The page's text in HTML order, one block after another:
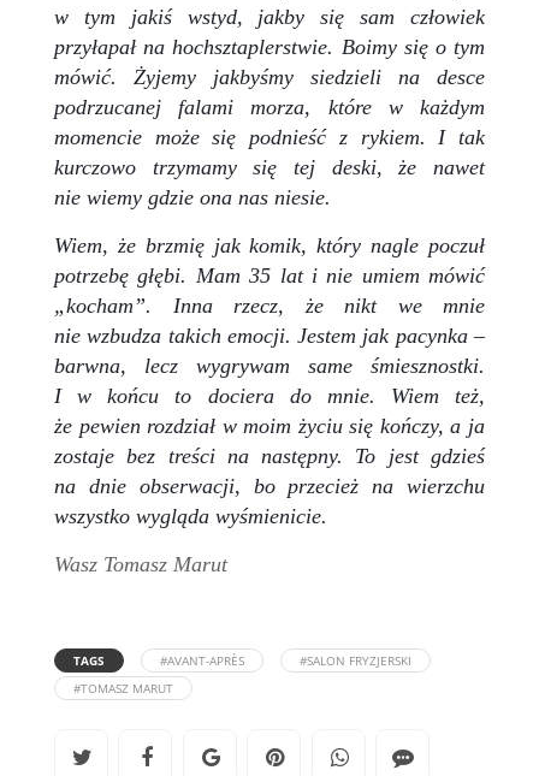
w tym jakiś wstyd, jakby się sam człowiek
przyłapał na hochsztaplerstwie. Boimy się o tym
mówić. Żyjemy jakbyśmy siedzieli na desce
podrzucanej falami morza, które w każdym
momencie może się podnieść z rykiem. I tak
kurczowo trzymamy się tej deski, że nawet
nie wiemy gdzie ona nas niesie.
Wiem, że brzmię jak komik, który nagle poczuł
potrzebę głębi. Mam 35 lat i nie umiem mówić
„kocham”. Inna rzecz, że nikt we mnie
nie wzbudza takich emocji. Jestem jak pacynka –
barwna, lecz wygrywam same śmiesznostki.
I w końcu to dociera do mnie. Wiem też,
że pewien rozdział w moim życiu się kończy, a ja
zostaje bez treści na następny. To jest gdzieś
na dnie obserwacji, bo przecież na wierzchu
wszystko wygląda wyśmienicie.
Wasz Tomasz Marut
TAGS #AVANT-APRÈS
#SALON FRYZJERSKI
#TOMASZ MARUT